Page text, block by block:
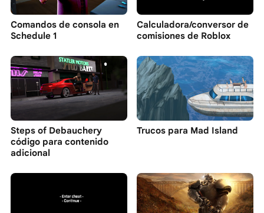
Comandos de consola en
Schedule 1
Calculadora/conversor de
comisiones de Roblox
Steps of Debauchery
código para contenido
adicional
Trucos para Mad Island